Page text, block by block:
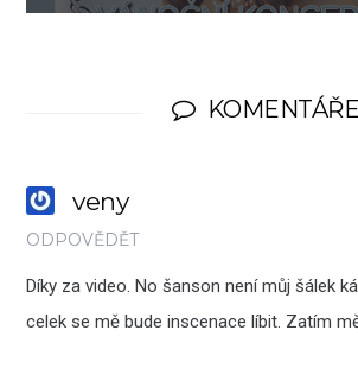
KOMENTÁŘE
veny
ODPOVĚDĚT
Díky za video. No šanson není můj šálek
celek se mě bude inscenace líbit. Zatím